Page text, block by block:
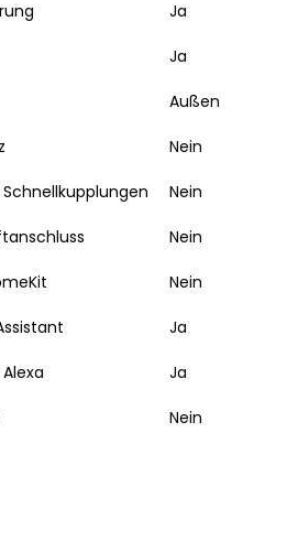
Ja
Ja
Außen
Nein
Nein
Nein
Nein
Ja
Ja
Nein